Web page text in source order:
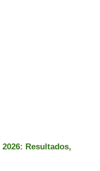
Resultados,